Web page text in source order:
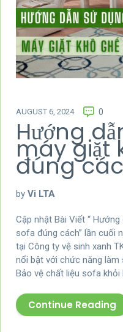
AUGUST 6, 2024 0
Hướng
máy giặt
đúng
by Vi LTA
Cập nhật Bài Viết “
sofa đúng cách” lần cuối
tại Công ty vệ sinh xanh
nổi bật với chức năng
Bảo vệ chất liệu sofa khỏi
Continue Reading